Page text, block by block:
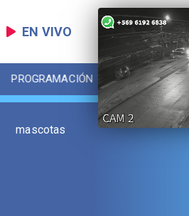
EN VIVO
PROGRAMACIÓN LOCAL
mascotas